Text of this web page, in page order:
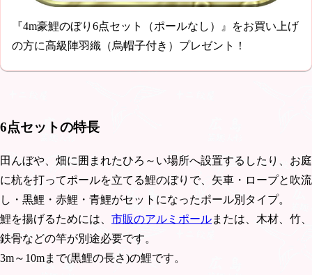
『4m豪鯉のぼり6点セット（ポールなし）』をお買い上げ
の方に高級陣羽織（烏帽子付き）プレゼント！
6点セットの特長
田んぼや、畑に囲まれたひろ～い場所へ設置するしたり、お庭
に杭を打ってポールを立てる鯉のぼりで、矢車・ロープと吹流
し・黒鯉・赤鯉・青鯉がセットになったポール別タイプ。
鯉を揚げるためには、 市販のアルミポールまたは、木材、竹、
鉄骨などの竿が別途必要です。
3m～10mまで(黒鯉の長さ)の鯉です。